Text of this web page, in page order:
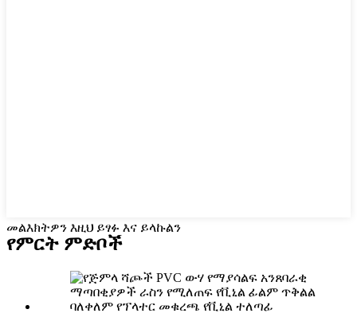
መልእክትዎን እዚህ ይፃፉ እና ይላኩልን
የምርት ምድቦች